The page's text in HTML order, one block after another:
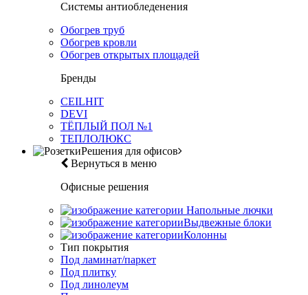
Системы антиобледенения
Обогрев труб
Обогрев кровли
Обогрев открытых площадей
Бренды
CEILHIT
DEVI
ТЁПЛЫЙ ПОЛ №1
ТЕПЛОЛЮКС
Решения для офисов
Вернуться в меню
Офисные решения
Напольные лючки
Выдвежные блоки
Колонны
Тип покрытия
Под ламинат/паркет
Под плитку
Под линолеум